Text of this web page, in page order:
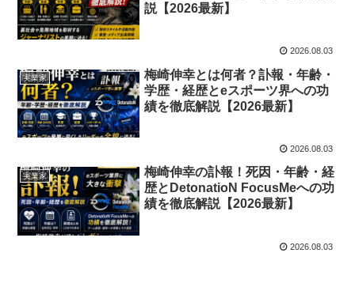
説【2026最新】
2026.08.03
実業家
梅崎伸幸とは何者？訃報・年齢・
学歴・経歴とeスポーツ界への功
績を徹底解説【2026最新】
2026.08.03
実業家
梅崎伸幸の訃報！死因・年齢・経
歴とDetonatioN FocusMeへの功
績を徹底解説【2026最新】
2026.08.03